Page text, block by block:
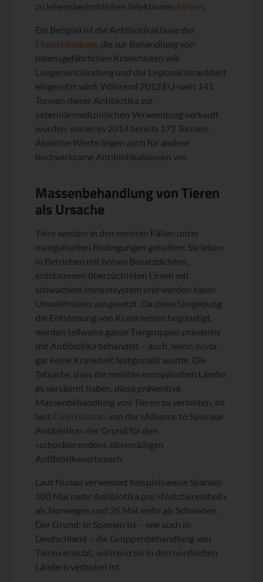
zu lebensbedrohlichen Infektionen führen.
Ein Beispiel ist die Antibiotikaklasse der
Fluorchinolone, die zur Behandlung von
lebensgefährlichen Krankheiten wie
Lungenentzündung und der Legionärskrankheit
eingesetzt wird. Während 2013 EU-weit 141
Tonnen dieser Antibiotika zur
veterinärmedizinischen Verwendung verkauft
wurden, waren es 2014 bereits 172 Tonnen.
Ähnliche Werte liegen auch für andere
hochwirksame Antibiotikaklassen vor.
Massenbehandlung von Tieren
als Ursache
Tiere werden in den meisten Fällen unter
mangelhaften Bedingungen gehalten: Sie leben
in Betrieben mit hohen Besatzdichten,
entstammen überzüchteten Linien mit
schwachem Immunsystem und werden kaum
Umweltreizen ausgesetzt. Da diese Umgebung
die Entstehung von Krankheiten begünstigt,
werden teilweise ganze Tiergruppen präventiv
mit Antibiotika behandelt – auch, wenn zuvor
gar keine Krankheit festgestellt wurde. Die
Tatsache, dass die meisten europäischen Länder
es versäumt haben, diese präventive
Massenbehandlung von Tieren zu verbieten, ist
laut Cóilín Nunan von der »Alliance to Save our
Antibiotics« der Grund für den
»schockierenden«, übermäßigen
Antibiotikaverbrauch.
Laut Nunan verwendet beispielsweise Spanien
100 Mal mehr Antibiotika pro »Nutztiereinheit«
als Norwegen und 35 Mal mehr als Schweden.
Der Grund: In Spanien ist – wie auch in
Deutschland – die Gruppenbehandlung von
Tieren erlaubt, während sie in den nordischen
Ländern verboten ist.